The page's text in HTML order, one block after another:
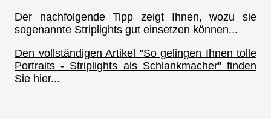
Der nachfolgende Tipp zeigt Ihnen, wozu sie
sogenannte Striplights gut einsetzen können...
Den vollständigen Artikel "So gelingen Ihnen tolle
Portraits - Striplights als Schlankmacher" finden
Sie hier...